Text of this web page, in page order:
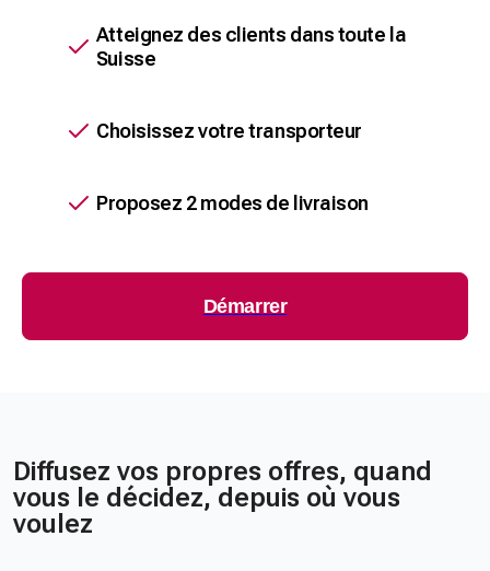
Atteignez des clients dans toute la
Suisse
Choisissez votre transporteur
Proposez 2 modes de livraison
Démarrer
Diffusez vos propres offres, quand
vous le décidez, depuis où vous
voulez